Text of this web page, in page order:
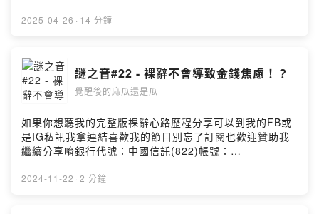
https://p.ecpay.com.tw/DEA8844PayPalhttps://paypal
https://www.facebook.com/見習生1
號-105046944570210/https://instagram.com/apprenti
ce_no1?igshid=YmMyMTA2M2Y=合作邀約：
把日子過好好好的體驗人生吧Powered by Firstory
Hosting
2025-04-26 · 14 分鐘
謎之音#22 - 裸辭不會導致金錢焦慮！？
覺醒後的麻瓜還是瓜
如果你想聽我的完整版裸辭心路歷程分享可以到我的FB或
是IG私訊我拿連結喜歡我的節目別忘了訂閱也歡迎贊助我
繼續分享唷銀行代號：中國信託(822)帳號：
https://p.ecpay.com.tw/DEA8844PayPalhttps://paypal
2024-11-22 · 2 分鐘